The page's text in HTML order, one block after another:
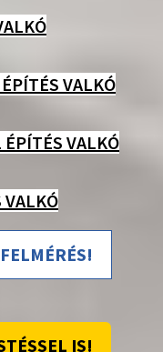
VALKÓ
VALKÓ
VALKÓ
IS!